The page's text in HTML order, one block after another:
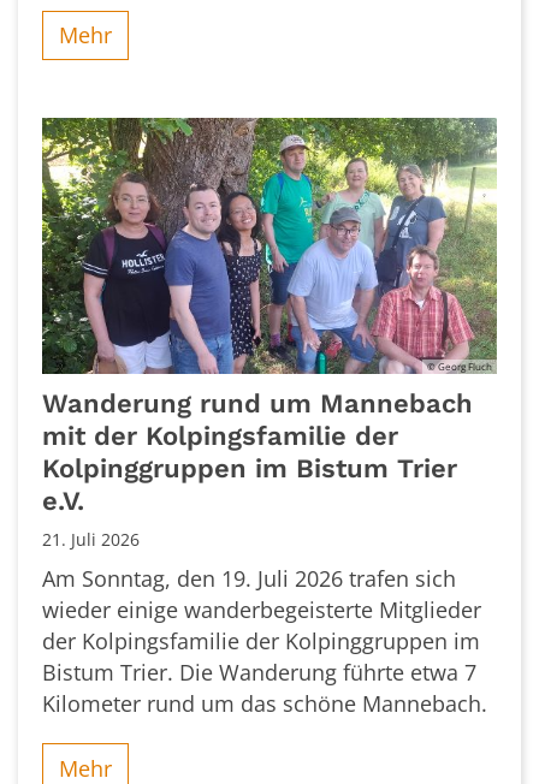
Mehr
© Georg Fluch
Wanderung rund um Mannebach
mit der Kolpingsfamilie der
Kolpinggruppen im Bistum Trier
e.V.
21. Juli 2026
Am Sonntag, den 19. Juli 2026 trafen sich
wieder einige wanderbegeisterte Mitglieder
der Kolpingsfamilie der Kolpinggruppen im
Bistum Trier. Die Wanderung führte etwa 7
Kilometer rund um das schöne Mannebach.
Mehr